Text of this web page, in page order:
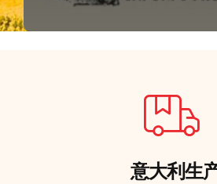
意大利生